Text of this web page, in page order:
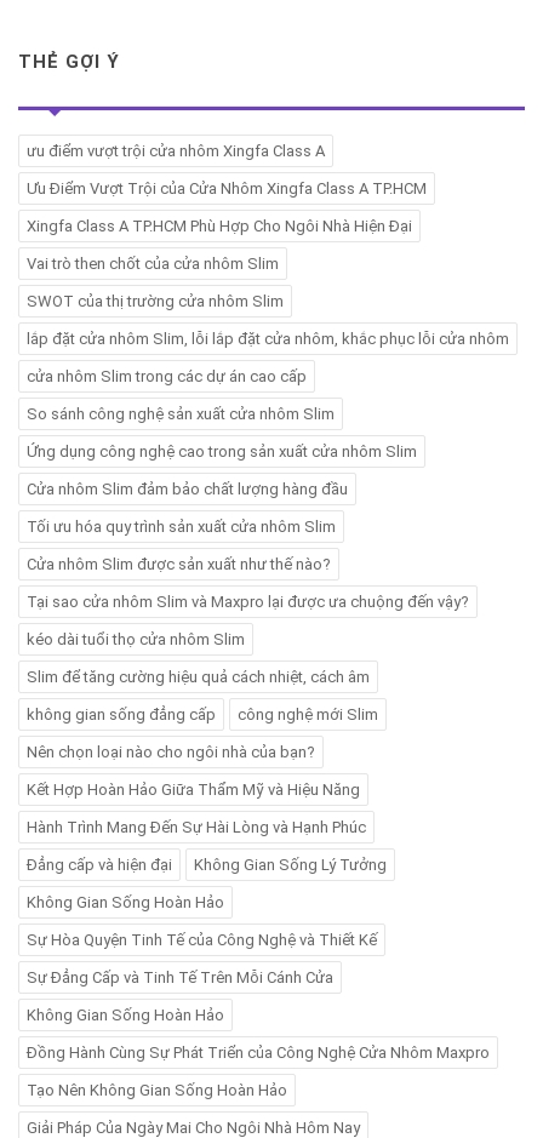
THẺ GỢI Ý
ưu điểm vượt trội cửa nhôm Xingfa Class A
Ưu Điểm Vượt Trội của Cửa Nhôm Xingfa Class A TP.HCM
Xingfa Class A TP.HCM Phù Hợp Cho Ngôi Nhà Hiện Đại
Vai trò then chốt của cửa nhôm Slim
SWOT của thị trường cửa nhôm Slim
lắp đặt cửa nhôm Slim, lỗi lắp đặt cửa nhôm, khắc phục lỗi cửa nhôm
cửa nhôm Slim trong các dự án cao cấp
So sánh công nghệ sản xuất cửa nhôm Slim
Ứng dụng công nghệ cao trong sản xuất cửa nhôm Slim
Cửa nhôm Slim đảm bảo chất lượng hàng đầu
Tối ưu hóa quy trình sản xuất cửa nhôm Slim
Cửa nhôm Slim được sản xuất như thế nào?
Tại sao cửa nhôm Slim và Maxpro lại được ưa chuộng đến vậy?
kéo dài tuổi thọ cửa nhôm Slim
Slim để tăng cường hiệu quả cách nhiệt, cách âm
không gian sống đẳng cấp công nghệ mới Slim
Nên chọn loại nào cho ngôi nhà của bạn?
Kết Hợp Hoàn Hảo Giữa Thẩm Mỹ và Hiệu Năng
Hành Trình Mang Đến Sự Hài Lòng và Hạnh Phúc
Đẳng cấp và hiện đại Không Gian Sống Lý Tưởng
Không Gian Sống Hoàn Hảo
Sự Hòa Quyện Tinh Tế của Công Nghệ và Thiết Kế
Sự Đẳng Cấp và Tinh Tế Trên Mỗi Cánh Cửa
Không Gian Sống Hoàn Hảo
Đồng Hành Cùng Sự Phát Triển của Công Nghệ Cửa Nhôm Maxpro
Tạo Nên Không Gian Sống Hoàn Hảo
Giải Pháp Của Ngày Mai Cho Ngôi Nhà Hôm Nay